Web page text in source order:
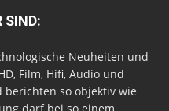
SIND:
Neuheiten und
Film, Hifi, Audio und
so objektiv wie